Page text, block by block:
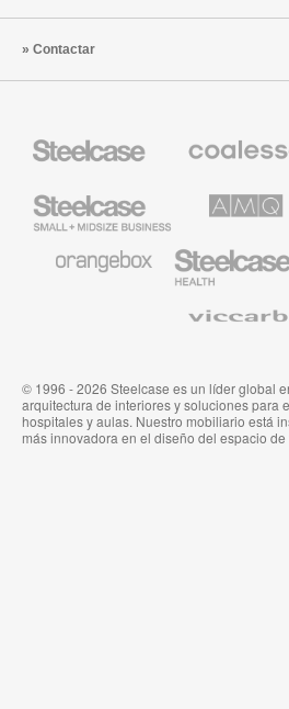
Contactar
Steelcase
Premium
Small
Business
Solutions
para
Industria
de
© 1996 - 2026 Steelcase es un líder global
arquitectura de interiores y soluciones para
hospitales y aulas. Nuestro mobiliario está
más innovadora en el diseño del espacio de